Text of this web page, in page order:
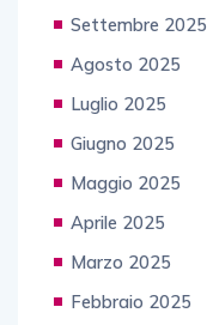
Settembre 2025
Agosto 2025
Luglio 2025
Giugno 2025
Maggio 2025
Aprile 2025
Marzo 2025
Febbraio 2025